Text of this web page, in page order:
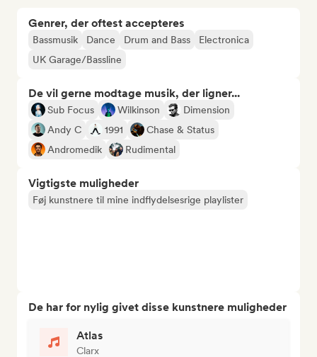
Genrer, der oftest accepteres
Bassmusik Dance Drum and Bass
Electronica
UK Garage/Bassline
De vil gerne modtage musik, der ligner...
Sub Focus Wilkinson
Dimension
Andy C
1991
Chase & Status
Andromedik
Rudimental
Vigtigste muligheder
Føj kunstnere til mine indflydelsesrige playlister
De har for nylig givet disse kunstnere muligheder
Atlas
Clarx